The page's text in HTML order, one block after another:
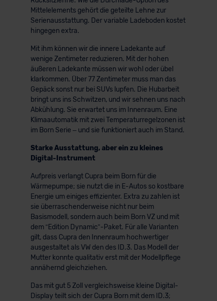
Mittelelements gehört die geteilte Lehne zur
Serienausstattung. Der variable Ladeboden kostet
hingegen extra.
Mit ihm können wir die innere Ladekante auf
wenige Zentimeter reduzieren. Mit der hohen
äußeren Ladekante müssen wir wohl oder übel
klarkommen. Über 77 Zentimeter muss man das
Gepäck sonst nur bei SUVs lupfen. Die Hubarbeit
bringt uns ins Schwitzen, und wir sehnen uns nach
Abkühlung. Sie erwartet uns im Innenraum. Eine
Klimaautomatik mit zwei Temperaturregelzonen ist
im Born Serie – und sie funktioniert auch im Stand.
Starke Ausstattung, aber ein zu kleines
Digital-Instrument
Aufpreis verlangt Cupra beim Born für die
Wärmepumpe; sie nutzt die in E-Autos so kostbare
Energie um einiges effizienter. Extra zu zahlen ist
sie überraschenderweise nicht nur beim
Basismodell, sondern auch beim Born VZ und mit
dem “Edition Dynamic”-Paket. Für alle Varianten
gilt, dass Cupra den Innenraum hochwertiger
ausgestaltet als VW den des ID.3. Das Modell der
Mutter konnte qualitativ erst mit der Modellpflege
annähernd gleichziehen.
Das mit gut 5 Zoll vergleichsweise kleine Digital-
Display teilt sich der Cupra Born mit dem ID.3;